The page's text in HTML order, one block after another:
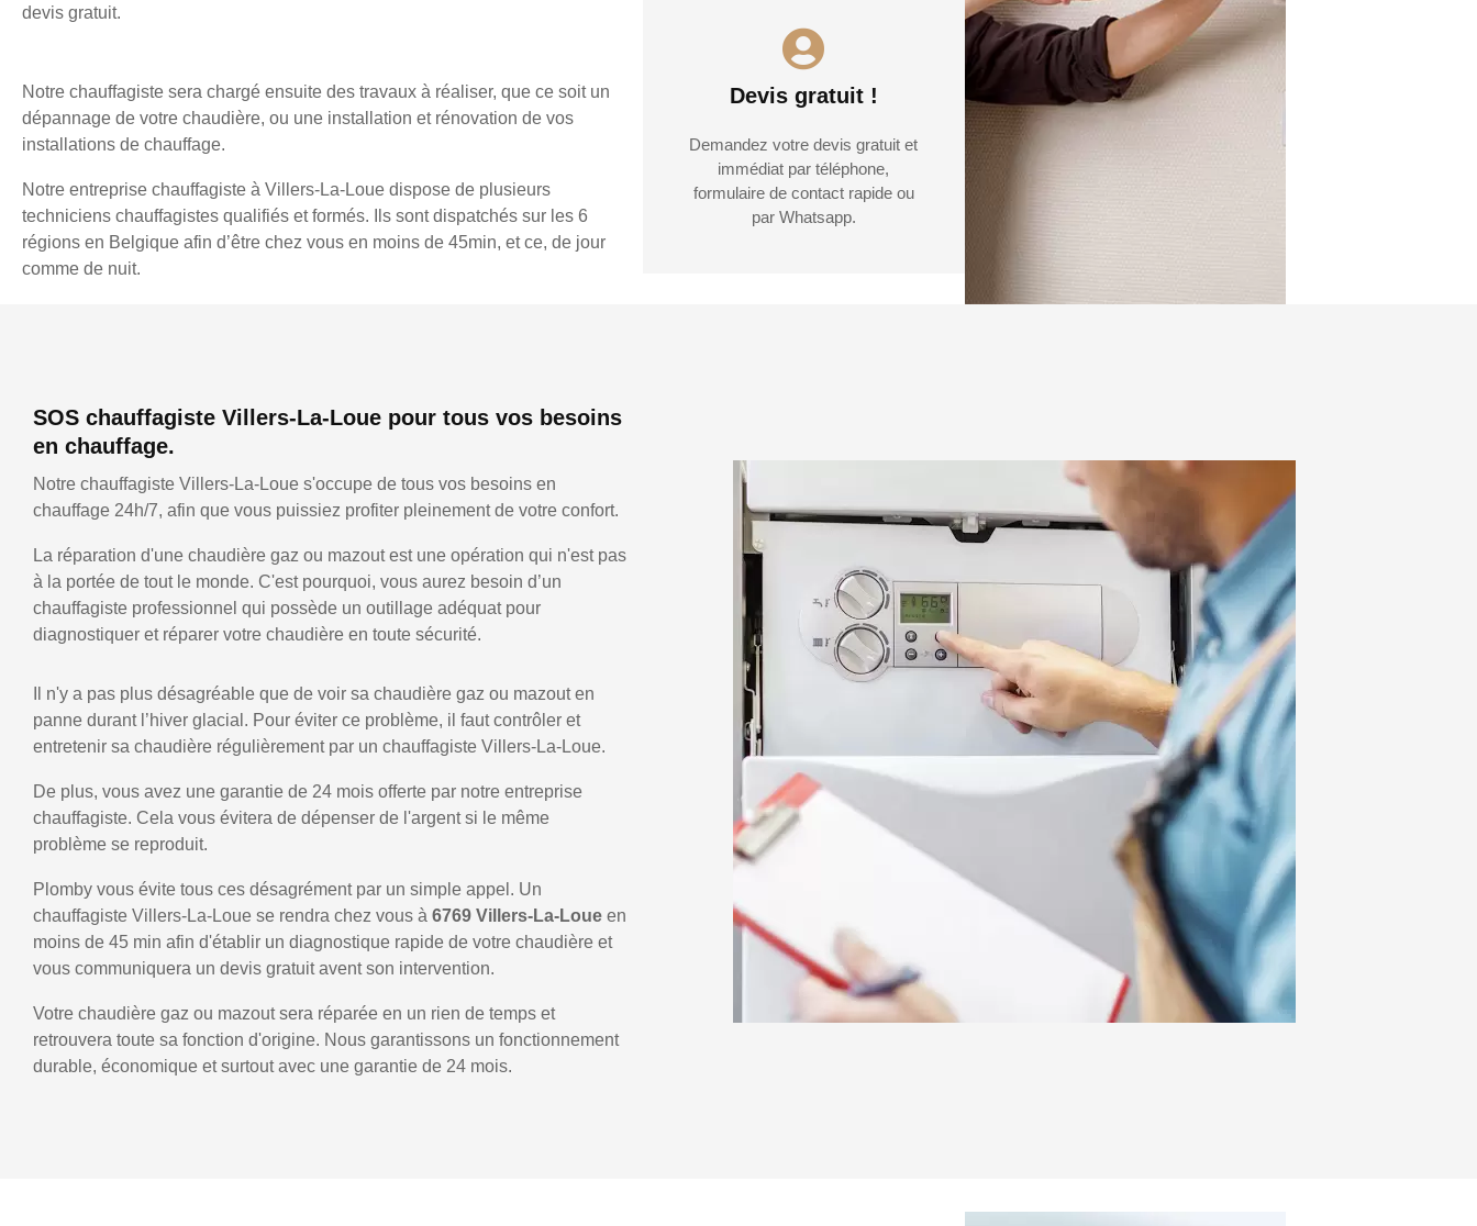
devis gratuit.
Notre chauffagiste sera chargé ensuite des travaux à réaliser, que ce soit un
dépannage de votre chaudière, ou une installation et rénovation de vos
installations de chauffage.
Notre entreprise chauffagiste à Villers-La-Loue dispose de plusieurs
techniciens chauffagistes qualifiés et formés. Ils sont dispatchés sur les 6
régions en Belgique afin d’être chez vous en moins de 45min, et ce, de jour
comme de nuit.
Devis gratuit !
Demandez votre devis gratuit et
immédiat par téléphone,
formulaire de contact rapide ou
par Whatsapp.
SOS chauffagiste Villers-La-Loue pour tous vos besoins
en chauffage.
Notre chauffagiste Villers-La-Loue s'occupe de tous vos besoins en
chauffage 24h/7, afin que vous puissiez profiter pleinement de votre confort.
La réparation d'une chaudière gaz ou mazout est une opération qui n'est pas
à la portée de tout le monde. C'est pourquoi, vous aurez besoin d’un
chauffagiste professionnel qui possède un outillage adéquat pour
diagnostiquer et réparer votre chaudière en toute sécurité.
Il n'y a pas plus désagréable que de voir sa chaudière gaz ou mazout en
panne durant l’hiver glacial. Pour éviter ce problème, il faut contrôler et
entretenir sa chaudière régulièrement par un chauffagiste Villers-La-Loue.
De plus, vous avez une garantie de 24 mois offerte par notre entreprise
chauffagiste. Cela vous évitera de dépenser de l'argent si le même
problème se reproduit.
Plomby vous évite tous ces désagrément par un simple appel. Un
chauffagiste Villers-La-Loue se rendra chez vous à 6769 Villers-La-Loue en
moins de 45 min afin d'établir un diagnostique rapide de votre chaudière et
vous communiquera un devis gratuit avent son intervention.
Votre chaudière gaz ou mazout sera réparée en un rien de temps et
retrouvera toute sa fonction d'origine. Nous garantissons un fonctionnement
durable, économique et surtout avec une garantie de 24 mois.